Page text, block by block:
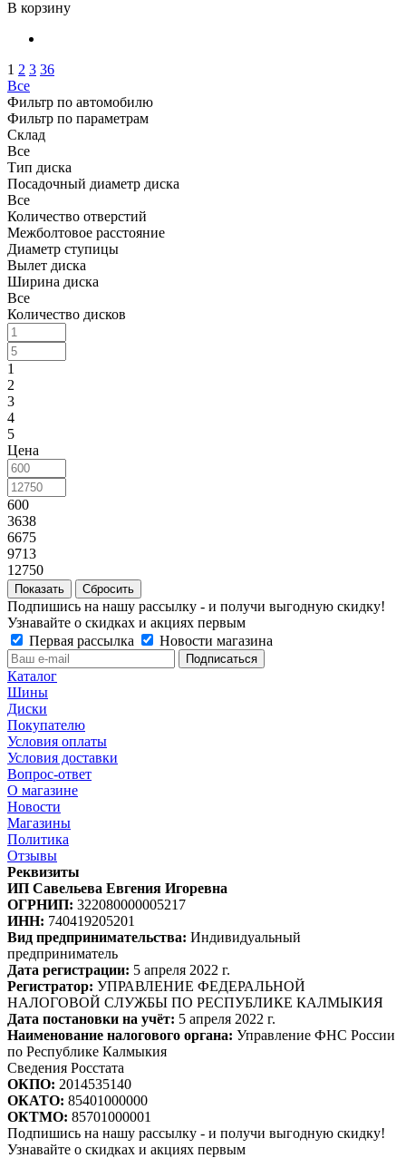
В корзину
1 2 3 36
Все
Фильтр по автомобилю
Фильтр по параметрам
Склад
Все
Тип диска
Посадочный диаметр диска
Все
Количество отверстий
Межболтовое расстояние
Диаметр ступицы
Вылет диска
Ширина диска
Все
Количество дисков
1
2
3
4
5
Цена
600
3638
6675
9713
12750
Сбросить
Подпишись на нашу рассылку - и получи выгодную скидку!
Узнавайте о скидках и акциях первым
Первая рассылка
Новости магазина
Каталог
Шины
Диски
Покупателю
Условия оплаты
Условия доставки
Вопрос-ответ
О магазине
Новости
Магазины
Политика
Отзывы
Реквизиты
ИП Савельева Евгения Игоревна
ОГРНИП: 322080000005217
ИНН: 740419205201
Вид предпринимательства: Индивидуальный
предприниматель
Дата регистрации: 5 апреля 2022 г.
Регистратор: УПРАВЛЕНИЕ ФЕДЕРАЛЬНОЙ
НАЛОГОВОЙ СЛУЖБЫ ПО РЕСПУБЛИКЕ КАЛМЫКИЯ
Дата постановки на учёт: 5 апреля 2022 г.
Наименование налогового органа: Управление ФНС России
по Республике Калмыкия
Сведения Росстата
ОКПО: 2014535140
ОКАТО: 85401000000
ОКТМО: 85701000001
Подпишись на нашу рассылку - и получи выгодную скидку!
Узнавайте о скидках и акциях первым